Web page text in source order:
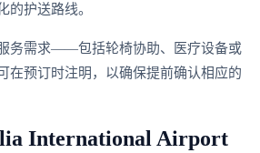
的护送路线。
务需求——包括轮椅协助、医疗设备或
预订时注明，以确保提前确认相应的
International Airport